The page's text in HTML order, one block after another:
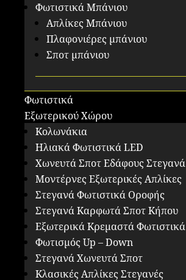
Φωτιστικά Μπάνιου
Απλίκες Μπάνιου
Πλαφονιέρες μπάνιου
Σποτ μπάνιου
Φωτιστικά
Εξωτερικού Χώρου
Κολωνάκια
Ηλιακά Φωτιστικά LED
Χωνευτά Σποτ Εδάφους Στεγανά
Μοντέρνες Εξωτερικές Απλίκες
Στεγανά Φωτιστικά Οροφής
Στεγανά Καρφωτά Σποτ Κήπου
Εξωτερικά Κρεμαστά Φωτιστικά
Φωτισμός Up – Down
Στεγανά Χωνευτά Σποτ
Κλασικές Απλίκες Στεγανές